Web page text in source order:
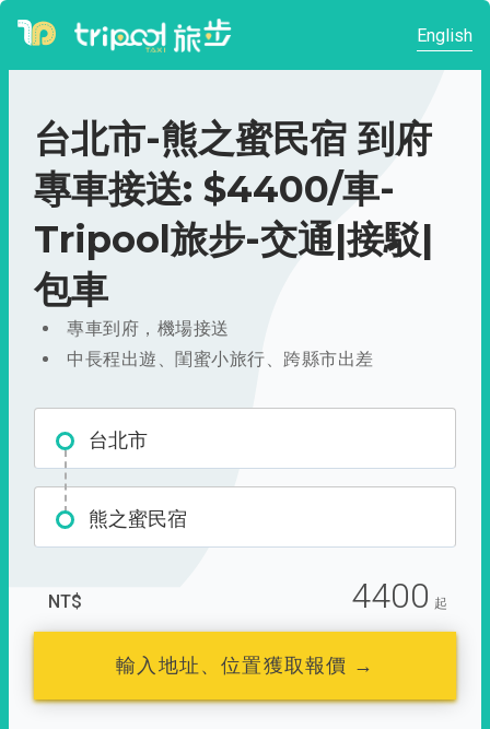
English
台北市-熊之蜜民宿 到府
專車接送: $4400/車-
Tripool旅步-交通|接駁|
包車
專車到府，機場接送
中長程出遊、閨蜜小旅行、跨縣市出差
台北市
熊之蜜民宿
NT$ 4400 起
輸入地址、位置獲取報價 →